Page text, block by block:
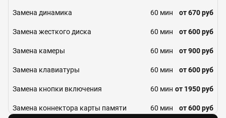
Замена динамика 60 мин от 670 руб
Замена жесткого диска 60 мин от 600 руб
Замена камеры 60 мин от 900 руб
Замена клавиатуры 60 мин от 600 руб
Замена кнопки включения 60 мин от 1950 руб
Замена коннектора карты памяти 60 мин от 600 руб